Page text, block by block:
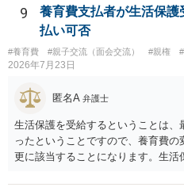
あるでしょう。 公開相談の場での
れることをお勧めいたします。
9
養育費支払者が生活保
払い可否
#養育費 #親子交流（面会交流） #親権
2026年7月23日
匿名A 弁護士
生活保護を受給するということは
ったということですので、養育費
更に該当することになります。生
支払った場合に返還請求権が認め